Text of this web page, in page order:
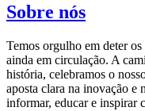
Sobre nós
Temos orgulho em deter
ainda em circulação. A
história, celebramos o
aposta clara na inovação e
informar, educar e inspirar